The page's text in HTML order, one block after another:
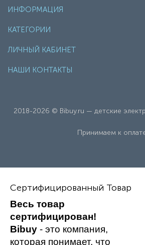
ИНФОРМАЦИЯ
КАТЕГОРИИ
ЛИЧНЫЙ КАБИНЕТ
НАШИ КОНТАКТЫ
2018-2026 © Bibuy.ru — детские
Принимаем к
Сертифицированный Товар
Весь товар
сертифицирован!
Bibuy - это компания,
которая понимает, что